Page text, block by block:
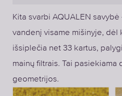
Kita svarbi AQUALEN
vandenį visame mišinyje, dėl
išsiplečia net 33 kartus,
mainų filtrais. Tai
geometrijos.